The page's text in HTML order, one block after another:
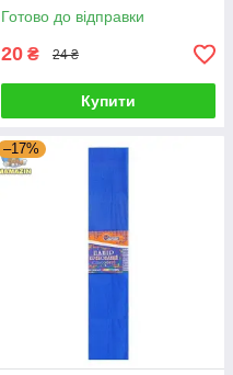
Готово до відправки
20 ₴ 24 ₴
Купити
–17%